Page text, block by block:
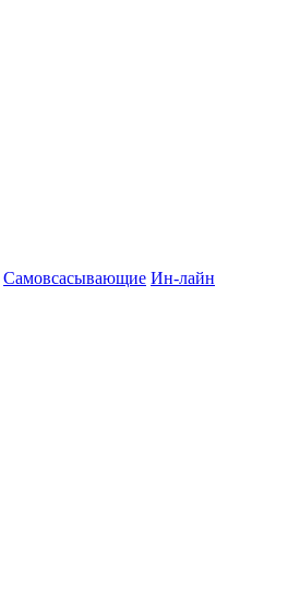
Самовсасывающие Ин-лайн